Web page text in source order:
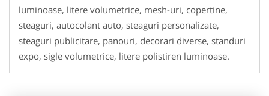
luminoase, litere volumetrice, mesh-uri, copertine,
steaguri, autocolant auto, steaguri personalizate,
steaguri publicitare, panouri, decorari diverse, standuri
expo, sigle volumetrice, litere polistiren luminoase.